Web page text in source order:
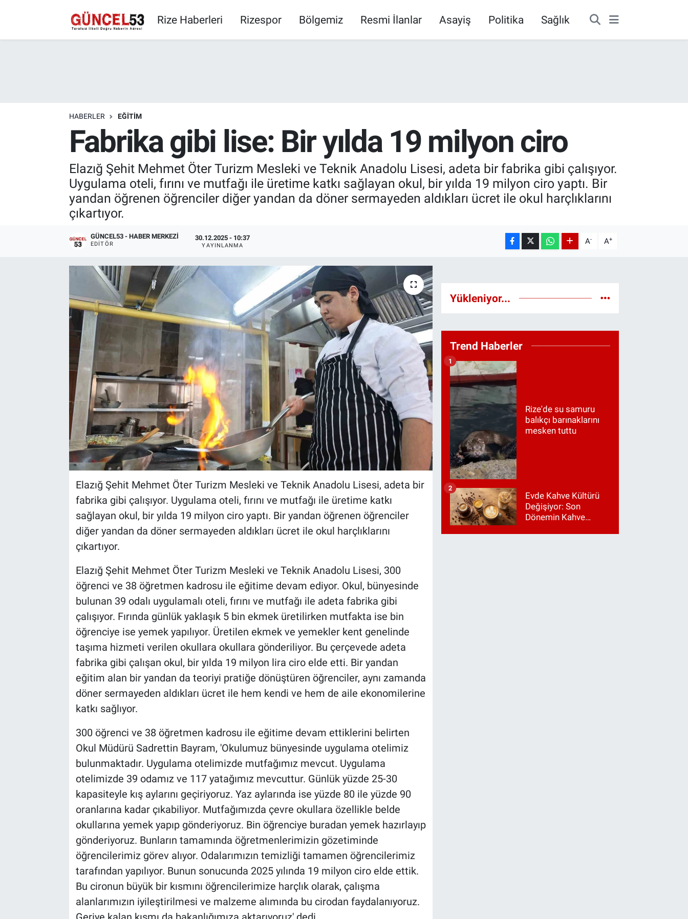
Rize Haberleri Rizespor Bölgemiz Resmi İlanlar Asayiş Politika Sağlık
HABERLER EĞITIM
Fabrika gibi lise: Bir yılda 19 milyon ciro
Elazığ Şehit Mehmet Öter Turizm Mesleki ve Teknik Anadolu Lisesi, adeta bir fabrika gibi çalışıyor.
Uygulama oteli, fırını ve mutfağı ile üretime katkı sağlayan okul, bir yılda 19 milyon ciro yaptı. Bir
yandan öğrenen öğrenciler diğer yandan da döner sermayeden aldıkları ücret ile okul harçlıklarını
çıkartıyor.
GÜNCEL53 - HABER MERKEZI
EDITÖR
30.12.2025 - 10:37
YAYINLANMA A- A+
Elazığ Şehit Mehmet Öter Turizm Mesleki ve Teknik Anadolu Lisesi, adeta bir
fabrika gibi çalışıyor. Uygulama oteli, fırını ve mutfağı ile üretime katkı
sağlayan okul, bir yılda 19 milyon ciro yaptı. Bir yandan öğrenen öğrenciler
diğer yandan da döner sermayeden aldıkları ücret ile okul harçlıklarını
çıkartıyor.
Elazığ Şehit Mehmet Öter Turizm Mesleki ve Teknik Anadolu Lisesi, 300
öğrenci ve 38 öğretmen kadrosu ile eğitime devam ediyor. Okul, bünyesinde
bulunan 39 odalı uygulamalı oteli, fırını ve mutfağı ile adeta fabrika gibi
çalışıyor. Fırında günlük yaklaşık 5 bin ekmek üretilirken mutfakta ise bin
öğrenciye ise yemek yapılıyor. Üretilen ekmek ve yemekler kent genelinde
taşıma hizmeti verilen okullara okullara gönderiliyor. Bu çerçevede adeta
fabrika gibi çalışan okul, bir yılda 19 milyon lira ciro elde etti. Bir yandan
eğitim alan bir yandan da teoriyi pratiğe dönüştüren öğrenciler, aynı zamanda
döner sermayeden aldıkları ücret ile hem kendi ve hem de aile ekonomilerine
katkı sağlıyor.
300 öğrenci ve 38 öğretmen kadrosu ile eğitime devam ettiklerini belirten
Okul Müdürü Sadrettin Bayram, 'Okulumuz bünyesinde uygulama otelimiz
bulunmaktadır. Uygulama otelimizde mutfağımız mevcut. Uygulama
otelimizde 39 odamız ve 117 yatağımız mevcuttur. Günlük yüzde 25-30
kapasiteyle kış aylarını geçiriyoruz. Yaz aylarında ise yüzde 80 ile yüzde 90
oranlarına kadar çıkabiliyor. Mutfağımızda çevre okullara özellikle belde
okullarına yemek yapıp gönderiyoruz. Bin öğrenciye buradan yemek hazırlayıp
gönderiyoruz. Bunların tamamında öğretmenlerimizin gözetiminde
öğrencilerimiz görev alıyor. Odalarımızın temizliği tamamen öğrencilerimiz
tarafından yapılıyor. Bunun sonucunda 2025 yılında 19 milyon ciro elde ettik.
Bu cironun büyük bir kısmını öğrencilerimize harçlık olarak, çalışma
alanlarımızın iyileştirilmesi ve malzeme alımında bu cirodan faydalanıyoruz.
Yükleniyor...
Trend Haberler
Rize'de su samuru
balıkçı barınaklarını
mesken tuttu
1
Evde Kahve Kültürü
Değişiyor: Son
Dönemin Kahve
2